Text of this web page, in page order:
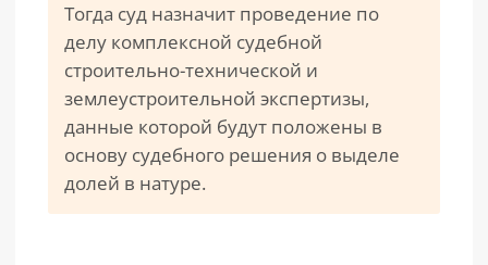
Тогда суд назначит проведение по
делу комплексной судебной
строительно-технической и
землеустроительной экспертизы,
данные которой будут положены в
основу судебного решения о выделе
долей в натуре.